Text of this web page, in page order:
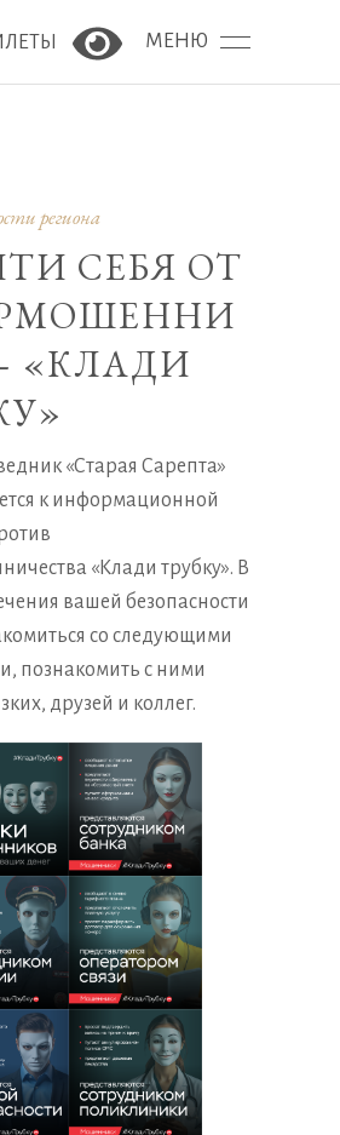
Версия сайта для
МЕНЮ
региона
СЕБЯ ОТ
«КЛАДИ
«Старая Сарепта»
к информационной
«Клади трубку». В
вашей безопасности
со следующими
познакомить с ними
друзей и коллег.